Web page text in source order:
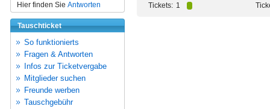
Hier finden Sie Antworten
Tauschticket
So funktionierts
Fragen & Antworten
Infos zur Ticketvergabe
Mitglieder suchen
Freunde werben
Tauschgebühr
Tickets: 1